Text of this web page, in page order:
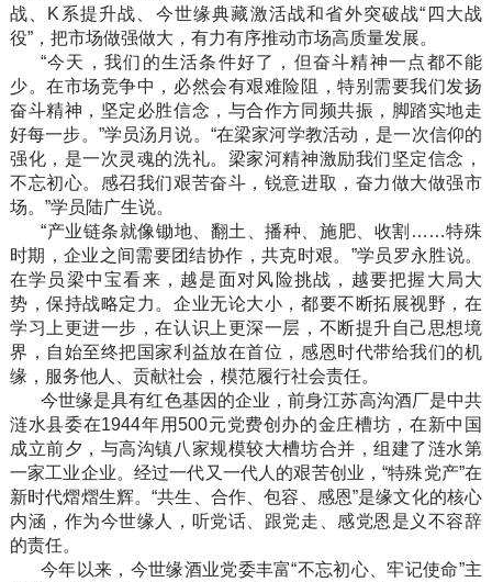
战、K系提升战、今世缘典藏激活战和省外突破战“四大战
役”，把市场做强做大，有力有序推动市场高质量发展。
“今天，我们的生活条件好了，但奋斗精神一点都不能
少。在市场竞争中，必然会有艰难险阻，特别需要我们发扬
奋斗精神，坚定必胜信念，与合作方同频共振，脚踏实地走
好每一步。”学员汤月说。“在梁家河学教活动，是一次信仰的
强化，是一次灵魂的洗礼。梁家河精神激励我们坚定信念，
不忘初心。感召我们艰苦奋斗，锐意进取，奋力做大做强市
场。”学员陆广生说。
“产业链条就像锄地、翻土、播种、施肥、收割……特殊
时期，企业之间需要团结协作，共克时艰。”学员罗永胜说。
在学员梁中宝看来，越是面对风险挑战，越要把握大局大
势，保持战略定力。企业无论大小，都要不断拓展视野，在
学习上更进一步，在认识上更深一层，不断提升自己思想境
界，自始至终把国家利益放在首位，感恩时代带给我们的机
缘，服务他人、贡献社会，模范履行社会责任。
今世缘是具有红色基因的企业，前身江苏高沟酒厂是中共
涟水县委在1944年用500元党费创办的金庄槽坊，在新中国
成立前夕，与高沟镇八家规模较大槽坊合并，组建了涟水第
一家工业企业。经过一代又一代人的艰苦创业，“特殊党产”在
新时代熠熠生辉。“共生、合作、包容、感恩”是缘文化的核心
内涵，作为今世缘人，听党话、跟党走、感党恩是义不容辞
的责任。
今年以来，今世缘酒业党委丰富“不忘初心、牢记使命”主